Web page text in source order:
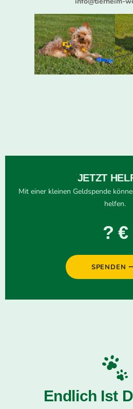
JETZT
Mit einer kleinen Geldspende
helfen.
? €
SPENDEN
Endlich Ist